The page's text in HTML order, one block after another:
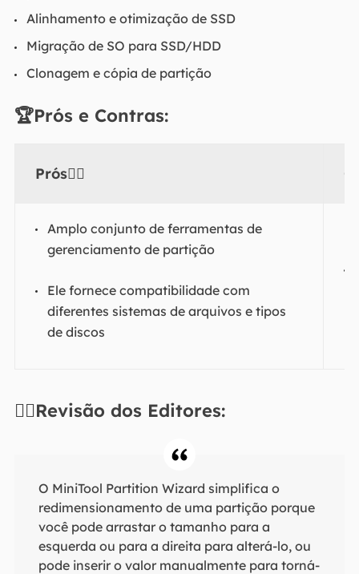
Alinhamento e otimização de SSD
Migração de SO para SSD/HDD
Clonagem e cópia de partição
🏆Prós e Contras:
Prós👍🏻
Amplo conjunto de ferramentas de
gerenciamento de partição
Ele fornece compatibilidade com
diferentes sistemas de arquivos e tipos
de discos
✍🏻Revisão dos Editores:
O MiniTool Partition Wizard simplifica o
redimensionamento de uma partição porque
você pode arrastar o tamanho para a
esquerda ou para a direita para alterá-lo, ou
pode inserir o valor manualmente para torná-